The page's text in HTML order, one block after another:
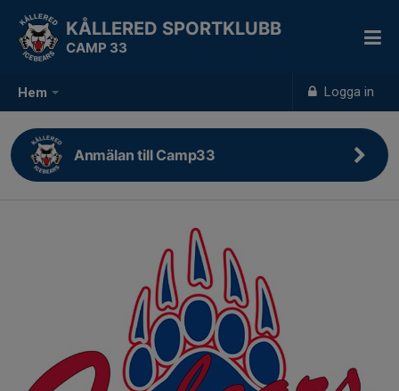
Hem Logga in
KÅLLERED SPORTKLUBB
CAMP 33
Anmälan till Camp33